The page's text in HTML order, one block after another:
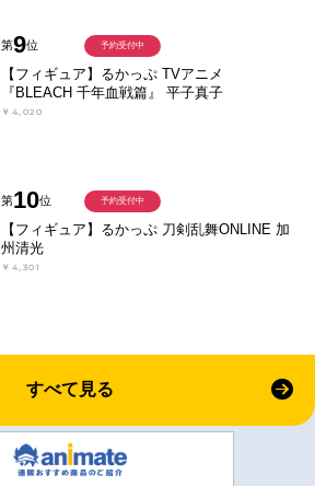
第9位
【フィギュア】るかっぷ TVアニメ
『BLEACH 千年血戦篇』 平子真子
￥4,020
予約受付中
第10位
【フィギュア】るかっぷ 刀剣乱舞ONLINE 加
州清光
￥4,301
予約受付中
すべて見る